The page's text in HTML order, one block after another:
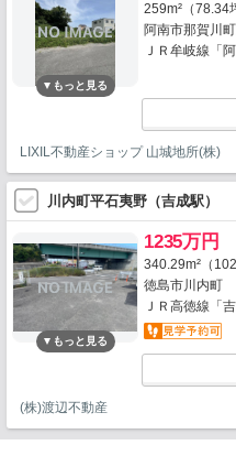
259m²（78.34
阿南市那賀川
ＪＲ牟岐線「
LIXIL不動産ショップ 山城地所(株)
川内町平石夷野（吉成駅）
1235万円
340.29m²（
徳島市川内町
ＪＲ高徳線「
(株)渡辺不動産